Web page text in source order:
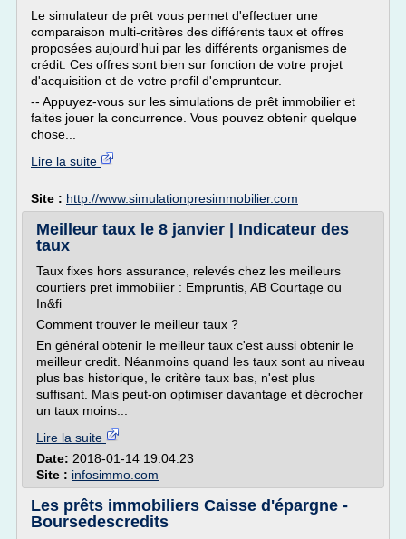
Le simulateur de prêt vous permet d'effectuer une
comparaison multi-critères des différents taux et offres
proposées aujourd'hui par les différents organismes de
crédit. Ces offres sont bien sur fonction de votre projet
d'acquisition et de votre profil d'emprunteur.
-- Appuyez-vous sur les simulations de prêt immobilier et
faites jouer la concurrence. Vous pouvez obtenir quelque
chose...
Lire la suite
Site : http://www.simulationpresimmobilier.com
Meilleur taux le 8 janvier | Indicateur des
taux
Taux fixes hors assurance, relevés chez les meilleurs
courtiers pret immobilier : Empruntis, AB Courtage ou
In&fi
Comment trouver le meilleur taux ?
En général obtenir le meilleur taux c'est aussi obtenir le
meilleur credit. Néanmoins quand les taux sont au niveau
plus bas historique, le critère taux bas, n'est plus
suffisant. Mais peut-on optimiser davantage et décrocher
un taux moins...
Lire la suite
Date: 2018-01-14 19:04:23
Site : infosimmo.com
Les prêts immobiliers Caisse d'épargne -
Boursedescredits